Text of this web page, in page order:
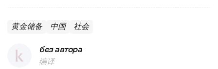
黄金储备 中国 社会
без автора
编译